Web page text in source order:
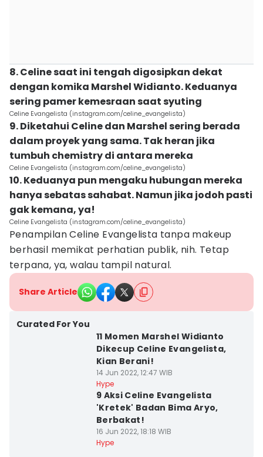
8. Celine saat ini tengah digosipkan dekat
dengan komika Marshel Widianto. Keduanya
sering pamer kemesraan saat syuting
Celine Evangelista (instagram.com/celine_evangelista)
9. Diketahui Celine dan Marshel sering berada
dalam proyek yang sama. Tak heran jika
tumbuh chemistry di antara mereka
Celine Evangelista (instagram.com/celine_evangelista)
10. Keduanya pun mengaku hubungan mereka
hanya sebatas sahabat. Namun jika jodoh pasti
gak kemana, ya!
Celine Evangelista (instagram.com/celine_evangelista)
Penampilan Celine Evangelista tanpa makeup
berhasil memikat perhatian publik, nih. Tetap
terpana, ya, walau tampil natural.
Share Article
Curated For You
11 Momen Marshel Widianto
Dikecup Celine Evangelista,
Kian Berani!
14 Jun 2022, 12:47 WIB
Hype
9 Aksi Celine Evangelista
'Kretek' Badan Bima Aryo,
Berbakat!
16 Jun 2022, 18:18 WIB
Hype